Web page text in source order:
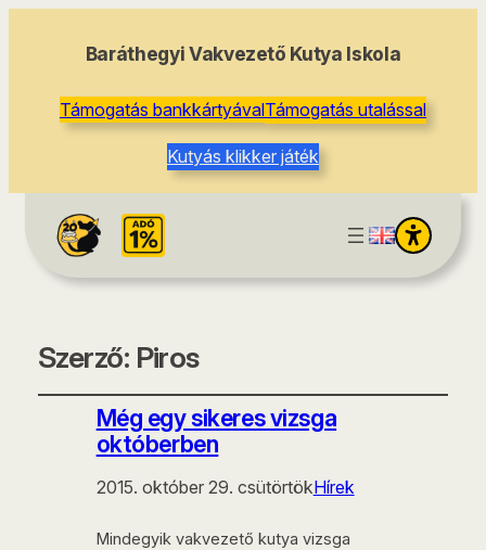
Baráthegyi Vakvezető Kutya Iskola
Támogatás bankkártyávalTámogatás utalással
Kutyás klikker játék
Szerző: Piros
Még egy sikeres vizsga
októberben
2015. október 29. csütörtökHírek
Mindegyik vakvezető kutya vizsga